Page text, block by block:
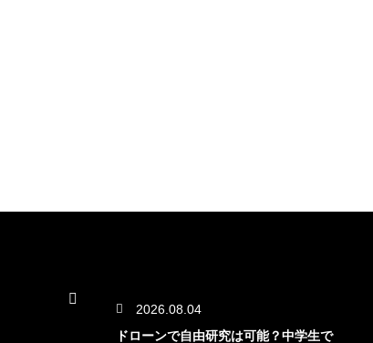
2026.08.04
ドローンで自由研究は可能？中学生で